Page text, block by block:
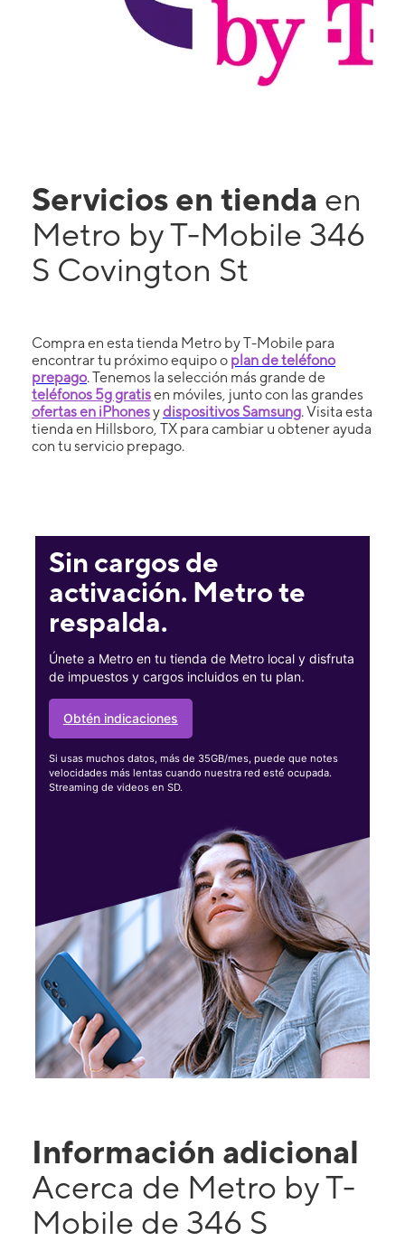
Servicios en tienda en
Metro by T-Mobile 346
S Covington St
Compra en esta tienda Metro by T-Mobile para
encontrar tu próximo equipo o plan de teléfono
prepago. Tenemos la selección más grande de
teléfonos 5g gratisen móviles, junto con las grandes
ofertas en iPhonesydispositivos Samsung. Visita esta
tienda en Hillsboro, TX para cambiar u obtener ayuda
con tu servicio prepago.
Sin cargos de
activación. Metro te
respalda.
Únete a Metro en tu tienda de Metro local y disfruta
de impuestos y cargos incluidos en tu plan.
Obtén indicaciones
Si usas muchos datos, más de 35GB/mes, puede que notes
velocidades más lentas cuando nuestra red esté ocupada.
Streaming de videos en SD.
Información adicional
Acerca de Metro by T-
Mobile de 346 S